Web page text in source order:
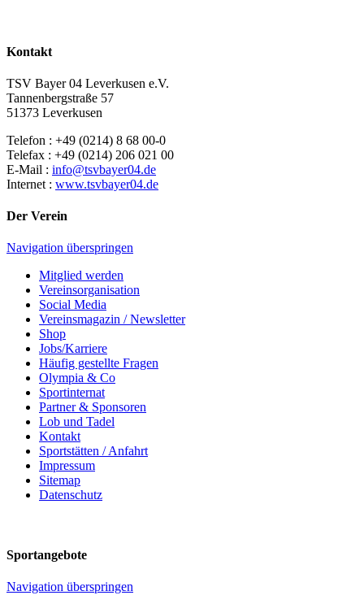
Kontakt
TSV Bayer 04 Leverkusen e.V.
Tannenbergstraße 57
51373 Leverkusen
Telefon : +49 (0214) 8 68 00-0
Telefax : +49 (0214) 206 021 00
E-Mail : info@tsvbayer04.de
Internet : www.tsvbayer04.de
Der Verein
Navigation überspringen
Mitglied werden
Vereinsorganisation
Social Media
Vereinsmagazin / Newsletter
Shop
Jobs/Karriere
Häufig gestellte Fragen
Olympia & Co
Sportinternat
Partner & Sponsoren
Lob und Tadel
Kontakt
Sportstätten / Anfahrt
Impressum
Sitemap
Datenschutz
Sportangebote
Navigation überspringen